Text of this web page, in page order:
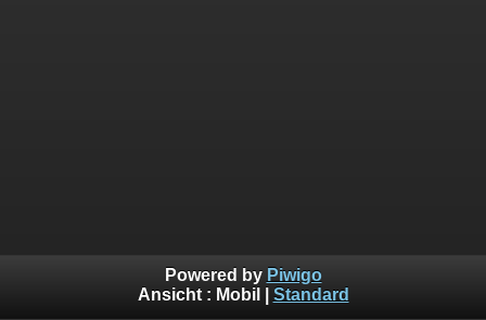
Powered by Piwigo
Ansicht : Mobil Standard